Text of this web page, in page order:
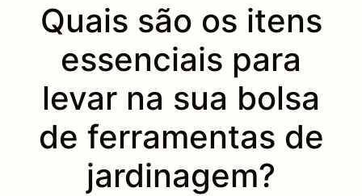
Quais são os itens
essenciais para
levar na sua bolsa
de ferramentas de
jardinagem?